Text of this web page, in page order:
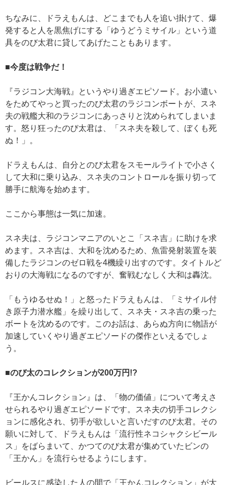
ちなみに、ドラえもんは、どこまでも人を追い掛けて、爆
発すると人を黒焦げにする「ゆうどうミサイル」という道
具をのび太君に貸してあげたこともあります。
■今度は戦争だ！
『ラジコン大海戦』というやり過ぎエピソード。お小遣い
をためてやっと買ったのび太君のラジコンボートが、スネ
夫の戦艦大和のラジコンにあっさりと沈められてしまいま
す。怒り狂ったのび太君は、「スネ夫を殺して、ぼくも死
ぬ！」。
ドラえもんは、自分とのび太君をスモールライトで小さく
して大和に乗り込み、スネ夫のコントロールを振り切って
勝手に航海を始めます。
ここから事態は一気に加速。
スネ夫は、ラジコンマニアのいとこ「スネ吉」に助けを求
めます。スネ吉は、大和を沈めるため、魚雷発射装置を装
備したラジコンのゼロ戦を4機繰り出すのです。タイトルど
おりの大海戦になるのですが、奮戦むなしく大和は轟沈。
「もうゆるせぬ！」と怒ったドラえもんは、「ミサイル付
き原子力潜水艦」を繰り出して、スネ夫・スネ吉の乗った
ボートを沈めるのです。このお話は、あらぬ方向に物語が
加速していくやり過ぎエピソードの傑作といえるでしょ
う。
■のび太のコレクションが200万円!?
『王かんコレクション』は、「物の価値」について考えさ
せられるやり過ぎエピソードです。スネ夫の切手コレクシ
ョンに感化され、切手が欲しいと言いだすのび太君。その
願いに対して、ドラえもんは「流行性ネコシャクシビール
ス」をばらまいて、かつてのび太君が集めていたビンの
「王かん」を流行らせるようにします。
ビールスに感染した人の間で「王かんコレクション」が大